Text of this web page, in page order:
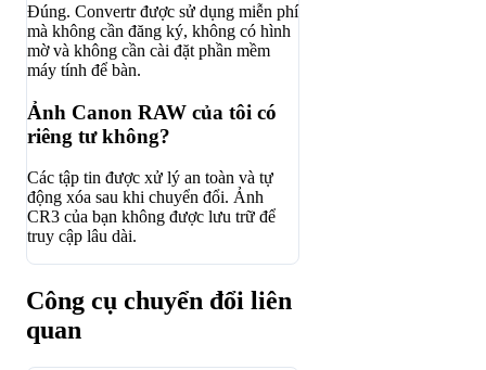
Đúng. Convertr được sử dụng miễn phí
mà không cần đăng ký, không có hình
mờ và không cần cài đặt phần mềm
máy tính để bàn.
Ảnh Canon RAW của tôi có
riêng tư không?
Các tập tin được xử lý an toàn và tự
động xóa sau khi chuyển đổi. Ảnh
CR3 của bạn không được lưu trữ để
truy cập lâu dài.
Công cụ chuyển đổi liên
quan